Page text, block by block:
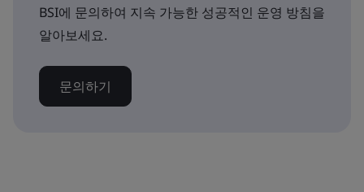
BSI에 문의하여 지속 가능한 성공적인 운영 방침을
알아보세요.
문의하기